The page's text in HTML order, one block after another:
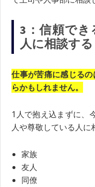
3：信頼でき
人に相談する
仕事が苦痛に感じる
らかもしれません。
1人で抱え込まずに、
人や尊敬している人に
家族
友人
同僚